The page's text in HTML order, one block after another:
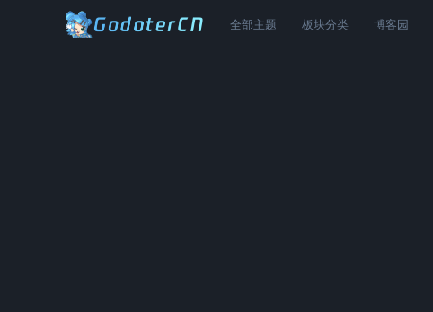
全部主题 板块分类 博客园